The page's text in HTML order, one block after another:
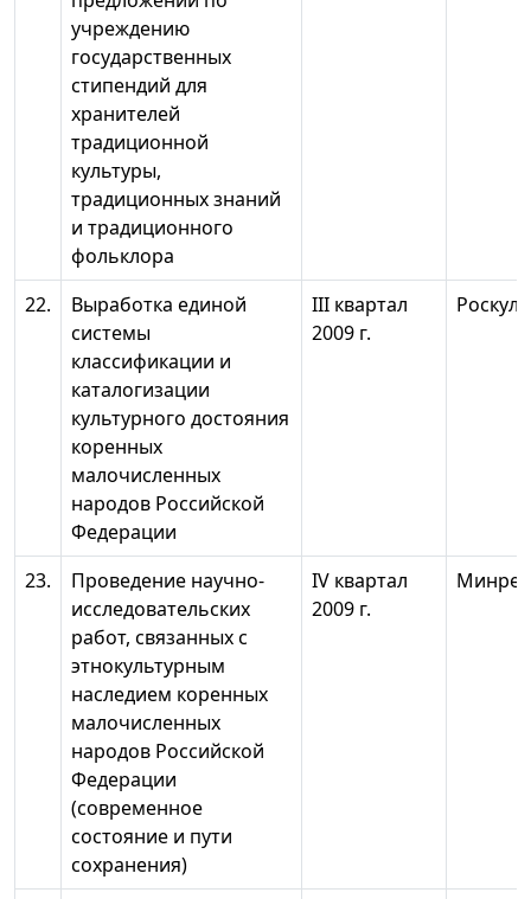
учреждению
государственных
стипендий для
хранителей
традиционной
культуры,
традиционных знаний
и традиционного
фольклора
22.
Выработка единой
системы
классификации и
каталогизации
культурного достояния
коренных
малочисленных
народов Российской
Федерации
III квартал
2009 г.
23.
Проведение научно-
исследовательских
работ, связанных с
этнокультурным
наследием коренных
малочисленных
народов Российской
Федерации
(современное
состояние и пути
сохранения)
IV квартал
2009 г.